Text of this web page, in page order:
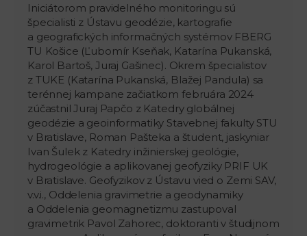
Iniciátorom pravidelného monitoringu sú
špecialisti z Ústavu geodézie, kartografie
a geografických informačných systémov FBERG
TU Košice (Ľubomír Kseňak, Katarína Pukanská,
Karol Bartoš, Juraj Gašinec). Okrem špecialistov
z TUKE (Katarína Pukanská, Blažej Pandula) sa
terénnej kampane začiatkom februára 2024
zúčastnil Juraj Papčo z Katedry globálnej
geodézie a geoinformatiky Stavebnej fakulty STU
v Bratislave, Roman Pašteka a študent, jaskyniar
Ivan Šulek z Katedry inžinierskej geológie,
hydrogeológie a aplikovanej geofyziky PRIF UK
v Bratislave. Geofyzikov z Ústavu vied o Zemi SAV,
v.v.i., Oddelenia gravimetrie a geodynamiky
a Oddelenia geomagnetizmu zastupoval
gravimetrik Pavol Zahorec, doktoranti v študijnom